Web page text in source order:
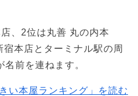
、2位は丸善 丸の内本
本店とターミナル駅の周
前を連ねます。
い本屋ランキング」を読む